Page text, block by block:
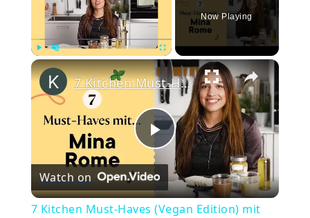
Play Unmute Fullscreen
Now Playing
×
Play
Video
7 Kitchen Must-Haves (Vegan Edition) mit @Mina_Rome
Watch on
7 Kitchen Must-Haves (Vegan Edition) mit